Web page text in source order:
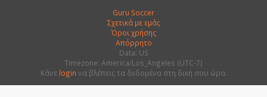
Guru Soccer
Σχετικά με εμάς
Όροι χρήσης
Απόρρητο
Data: US
Timezone: America/Los_Angeles (UTC-7)
Κάνε login να βλέπεις τα δεδομένα στη δική σου ώρα.